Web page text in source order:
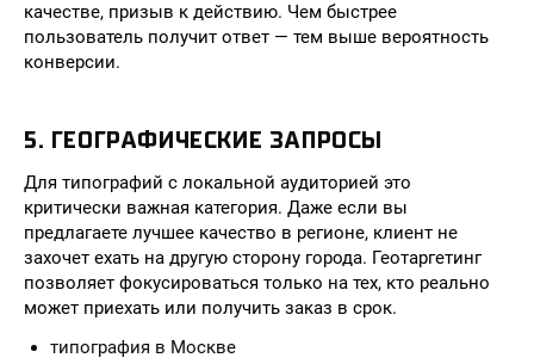
качестве, призыв к действию. Чем быстрее
пользователь получит ответ — тем выше вероятность
конверсии.
5. ГЕОГРАФИЧЕСКИЕ ЗАПРОСЫ
Для типографий с локальной аудиторией это
критически важная категория. Даже если вы
предлагаете лучшее качество в регионе, клиент не
захочет ехать на другую сторону города. Геотаргетинг
позволяет фокусироваться только на тех, кто реально
может приехать или получить заказ в срок.
типография в Москве